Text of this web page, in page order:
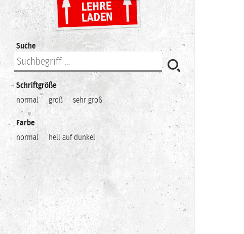
Suche
Schriftgröße
normal
groß sehr groß
Farbe
normal
hell auf dunkel